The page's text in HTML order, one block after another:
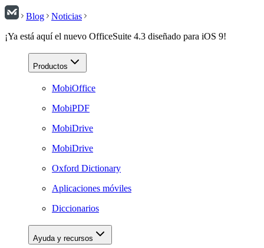
Blog
Noticias
¡Ya está aquí el nuevo OfficeSuite 4.3 diseñado para iOS 9!
Productos
MobiOffice
MobiPDF
MobiDrive
MobiDrive
Oxford Dictionary
Aplicaciones móviles
Diccionarios
Ayuda y recursos